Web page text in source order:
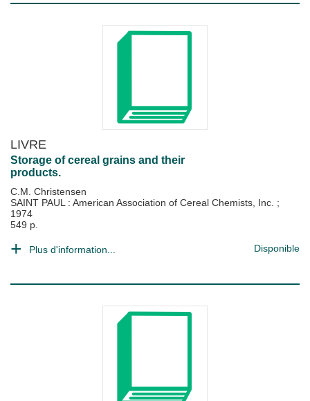
LIVRE
Storage of cereal grains and their
products.
C.M. Christensen
SAINT PAUL : American Association of Cereal Chemists, Inc. ;
1974
549 p.
Plus d'information... Disponible